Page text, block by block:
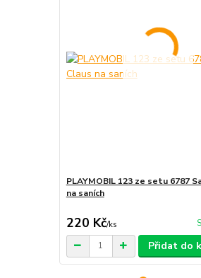
PLAYMOBIL 123 ze setu 6787
na saních
220 Kč/ks
Přidat do